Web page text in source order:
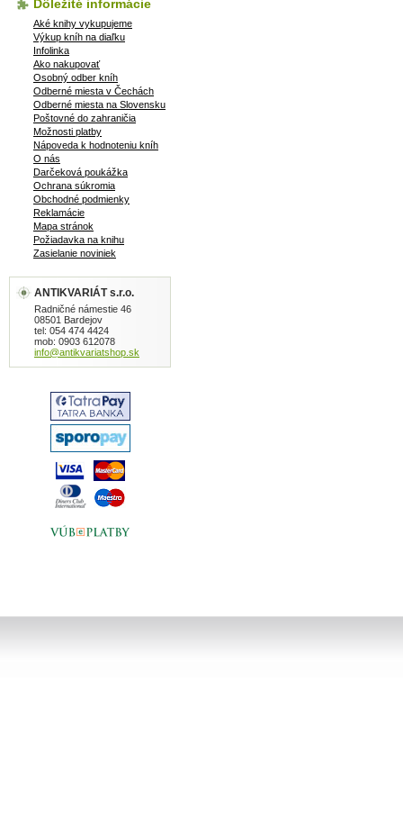
Dôležité informácie
Aké knihy vykupujeme
Výkup kníh na diaľku
Infolinka
Ako nakupovať
Osobný odber kníh
Odberné miesta v Čechách
Odberné miesta na Slovensku
Poštovné do zahraničia
Možnosti platby
Nápoveda k hodnoteniu kníh
O nás
Darčeková poukážka
Ochrana súkromia
Obchodné podmienky
Reklamácie
Mapa stránok
Požiadavka na knihu
Zasielanie noviniek
ANTIKVARIÁT s.r.o.
Radničné námestie 46
08501 Bardejov
tel: 054 474 4424
mob: 0903 612078
info@antikvariatshop.sk